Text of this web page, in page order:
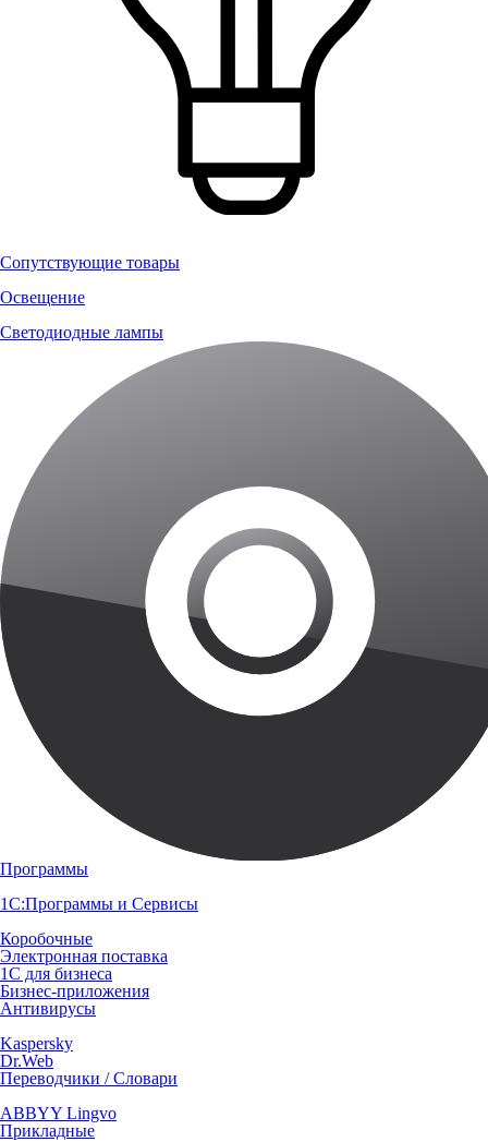
Сопутствующие товары
Освещение
Светодиодные лампы
Программы
1С:Программы и Сервисы
Коробочные
Электронная поставка
1С для бизнеса
Бизнес-приложения
Антивирусы
Kaspersky
Dr.Web
Переводчики / Словари
ABBYY Lingvo
Прикладные